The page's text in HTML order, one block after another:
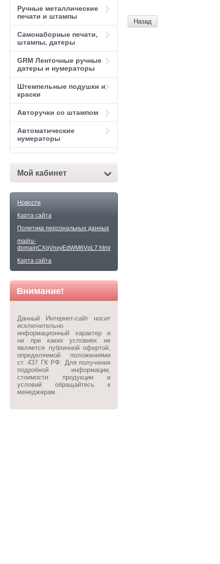
Ручные металлические
печати и штампы
Самонаборные печати,
штампы, датеры
GRM Ленточные ручные
датеры и нумераторы
Штемпельные подушки и
краски
Авторучки со штампом
Автоматические
нумераторы
Мой кабинет
Новости
Карта сайта
Политика персональных данных
mailru-
domainCXgVnxyEdWM6VpL7.html
Карта сайта
Внимание!
Данный Интернет-сайт носит
исключительно
информационный характер и
ни при каких условиях не
является публичной офертой,
определяемой положениями
ст. 437 ГК РФ. Для получения
подробной информации,
стоимости продукции и
условий обращайтесь к
менеджерам.
Назад